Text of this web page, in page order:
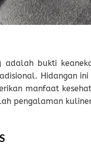
adalah bukti
Hidangan
manfaat
pengalaman